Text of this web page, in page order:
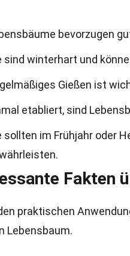
bevorzugen
sind winterhart und
Gießen ist
etabliert, sind
sollten im Frühjahr oder
Fakten
praktischen
Lebensbaum.